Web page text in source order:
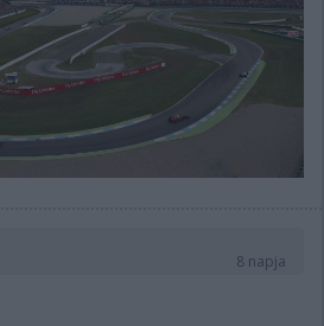
8 napja